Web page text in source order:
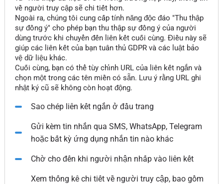
về người truy cập sẽ chi tiết hơn.
Ngoài ra, chúng tôi cung cấp tính năng độc đáo "Thu thập
sự đồng ý" cho phép bạn thu thập sự đồng ý của người
dùng trước khi chuyển đến liên kết cuối cùng. Điều này sẽ
giúp các liên kết của bạn tuân thủ GDPR và các luật bảo
vệ dữ liệu khác.
Cuối cùng, bạn có thể tùy chỉnh URL của liên kết ngắn và
chọn một trong các tên miền có sẵn. Lưu ý rằng URL ghi
nhật ký cũ sẽ không còn hoạt động.
Sao chép liên kết ngắn ở đầu trang
Gửi kèm tin nhắn qua SMS, WhatsApp, Telegram
hoặc bất kỳ ứng dụng nhắn tin nào khác
Chờ cho đến khi người nhận nhấp vào liên kết
Xem thống kê chi tiết về người truy cập, bao gồm